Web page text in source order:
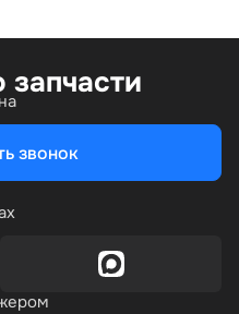
запчасти
звонок